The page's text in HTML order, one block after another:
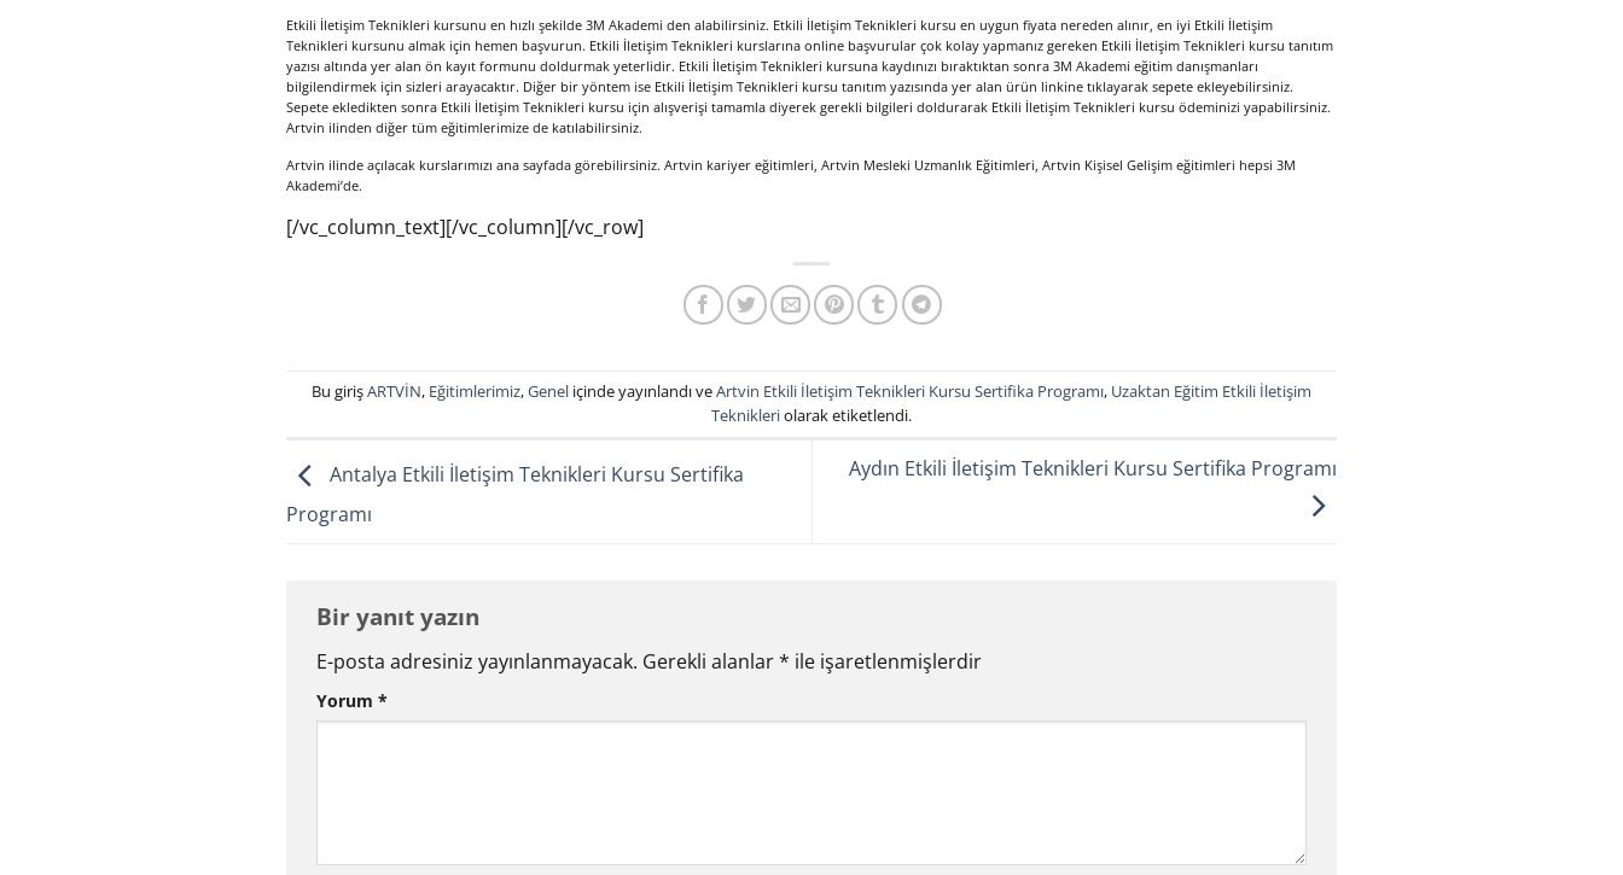
Etkili İletişim Teknikleri kursunu en hızlı şekilde 3M Akademi den alabilirsiniz. Etkili İletişim Teknikleri kursu en uygun fiyata nereden alınır, en iyi Etkili İletişim
Teknikleri kursunu almak için hemen başvurun. Etkili İletişim Teknikleri kurslarına online başvurular çok kolay yapmanız gereken Etkili İletişim Teknikleri kursu tanıtım
yazısı altında yer alan ön kayıt formunu doldurmak yeterlidir. Etkili İletişim Teknikleri kursuna kaydınızı bıraktıktan sonra 3M Akademi eğitim danışmanları
bilgilendirmek için sizleri arayacaktır. Diğer bir yöntem ise Etkili İletişim Teknikleri kursu tanıtım yazısında yer alan ürün linkine tıklayarak sepete ekleyebilirsiniz.
Sepete ekledikten sonra Etkili İletişim Teknikleri kursu için alışverişi tamamla diyerek gerekli bilgileri doldurarak Etkili İletişim Teknikleri kursu ödeminizi yapabilirsiniz.
Artvin ilinden diğer tüm eğitimlerimize de katılabilirsiniz.
Artvin ilinde açılacak kurslarımızı ana sayfada görebilirsiniz. Artvin kariyer eğitimleri, Artvin Mesleki Uzmanlık Eğitimleri, Artvin Kişisel Gelişim eğitimleri hepsi 3M
Akademi’de.
[/vc_column_text][/vc_column][/vc_row]
Bu girişARTVİN, Eğitimlerimiz,Genel içinde yayınlandı veArtvin Etkili İletişim Teknikleri Kursu Sertifika Programı, Uzaktan Eğitim Etkili İletişim
Teknikleriolarak etiketlendi.
Antalya Etkili İletişim Teknikleri Kursu Sertifika
Programı
Aydın Etkili İletişim Teknikleri Kursu Sertifika Programı
Bir yanıt yazın
E-posta adresiniz yayınlanmayacak. Gerekli alanlar* ile işaretlenmişlerdir
Yorum *